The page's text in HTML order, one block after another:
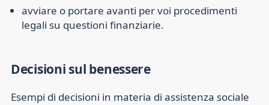
avviare o portare avanti per voi procedimenti
legali su questioni finanziarie.
Decisioni sul benessere
Esempi di decisioni in materia di assistenza sociale